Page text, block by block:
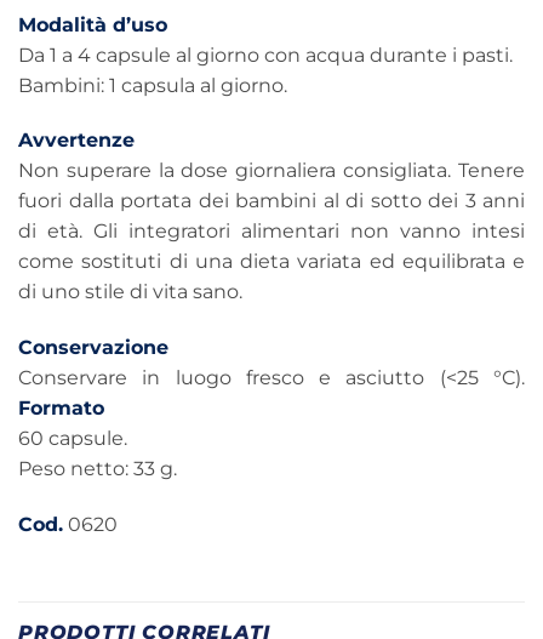
Modalità d’uso
Da 1 a 4 capsule al giorno con acqua durante i pasti.
Bambini: 1 capsula al giorno.
Avvertenze
Non superare la dose giornaliera consigliata. Tenere
fuori dalla portata dei bambini al di sotto dei 3 anni
di età. Gli integratori alimentari non vanno intesi
come sostituti di una dieta variata ed equilibrata e
di uno stile di vita sano.
Conservazione
Conservare in luogo fresco e asciutto (<25 °C).
Formato
60 capsule.
Peso netto: 33 g.
Cod. 0620
PRODOTTI CORRELATI